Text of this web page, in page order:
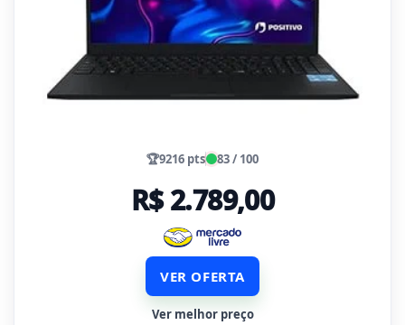
🏆9216 pts 83 / 100
R$ 2.789,00
VER OFERTA
Ver melhor preço